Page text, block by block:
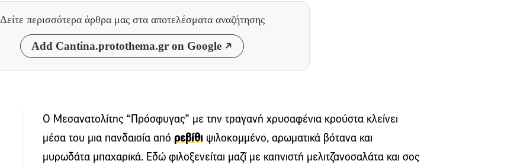
Δείτε περισσότερα άρθρα μας στα αποτελέσματα αναζήτησης
Add Cantina.protothema.gr on Google
Ο Μεσανατολίτης “Πρόσφυγας” με την τραγανή χρυσαφένια κρούστα κλείνει
μέσα του μια πανδαισία από ρεβίθι ψιλοκομμένο, αρωματικά βότανα και
μυρωδάτα μπαχαρικά. Εδώ φιλοξενείται μαζί με καπνιστή μελιτζανοσαλάτα και σος